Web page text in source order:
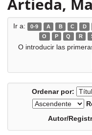
Artieda,
Ir a: 0-9 A B C D
O
P Q R
O introducir las
Ordenar por:
Autor/